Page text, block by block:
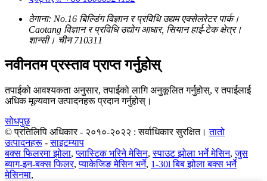
ठेगाना: No.16 बिल्डिंग विज्ञान र प्रविधि उद्यम एक्सेलरेटर पार्क।
Caotang विज्ञान र प्रविधि उद्योग आधार, सियान हाई-टेक क्षेत्र।
शान्सी। चीन 710311
नवीनतम प्रस्ताव प्राप्त गर्नुहोस्
तपाईको आवश्यकता अनुसार, तपाईको लागि अनुकूलित गर्नुहोस्, र तपाईलाई
अधिक मूल्यवान उत्पादनहरू प्रदान गर्नुहोस्।
सोधपुछ
© प्रतिलिपि अधिकार - २०१०-२०२२ : सर्वाधिकार सुरक्षित। तातो
उत्पादनहरू -साइटम्याप
बक्स फिलरमा झोला,प्लास्टिक भरिने मेसिन,स्पाउट झोला भर्ने मेसिन,जुस
ब्याग-इन-बक्स फिलर,प्याकेजिङ मेसिन भर्ने, 1-30l बिब झोला बक्स भर्ने
मेसिनमा,